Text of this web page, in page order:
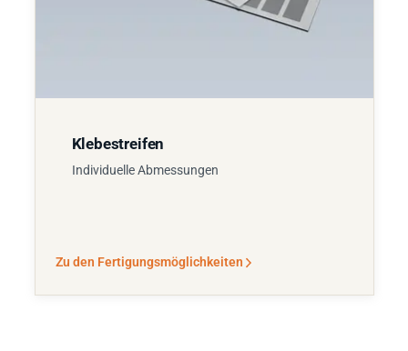
Klebestreifen
Individuelle Abmessungen
Zu den Fertigungsmöglichkeiten